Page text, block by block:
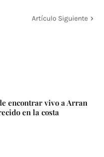
Artículo Siguiente
encontrar vivo a Arran
en la costa